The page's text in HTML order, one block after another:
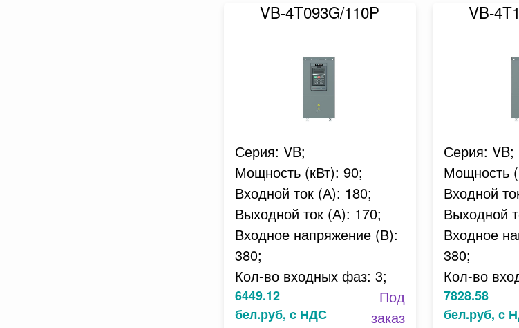
VB-4T093G/110P
Серия: VB;
Мощность (кВт): 90;
Входной ток (А): 180;
Выходной ток (А): 170;
Входное напряжение (В):
380;
Кол-во входных фаз: 3;
6449.12
бел.руб, c НДС
Под
заказ
VB-
Серия: VB;
Мощность
Входной
Выходной
Входное
380;
Кол-во
7828.58
бел.руб, c